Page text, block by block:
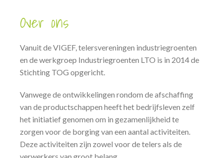
Over ons
Vanuit de VIGEF, telersvereningen industriegroenten
en de werkgroep Industriegroenten LTO is in 2014 de
Stichting TOG opgericht.
Vanwege de ontwikkelingen rondom de afschaffing
van de productschappen heeft het bedrijfsleven zelf
het initiatief genomen om in gezamenlijkheid te
zorgen voor de borging van een aantal activiteiten.
Deze activiteiten zijn zowel voor de telers als de